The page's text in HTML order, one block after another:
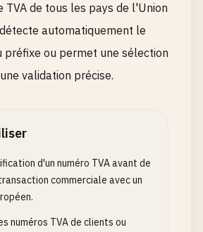
TVA de tous les pays de l'Union
automatiquement le
préfixe ou permet une sélection
validation précise.
d'un numéro TVA avant de
commerciale avec un
numéros TVA de clients ou